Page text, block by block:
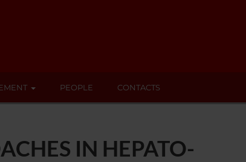
PEOPLE CONTACTS
IN HEPATO-